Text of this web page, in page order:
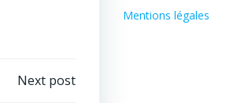
Next post
Mentions légales